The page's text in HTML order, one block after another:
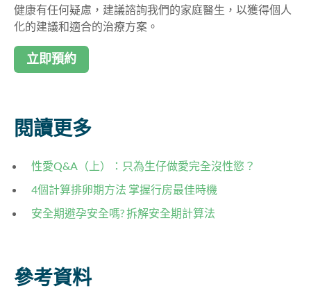
健康有任何疑慮，建議諮詢我們的家庭醫生，以獲得個人
化的建議和適合的治療方案。
立即預約
閱讀更多
性愛Q&A（上）：只為生仔做愛完全沒性慾？
4個計算排卵期方法 掌握行房最佳時機
安全期避孕安全嗎? 拆解安全期計算法
參考資料